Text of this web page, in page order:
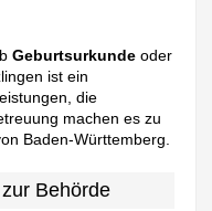
Geburtsurkunde oder
ist ein
die
machen es zu
Baden-Württemberg.
Behörde